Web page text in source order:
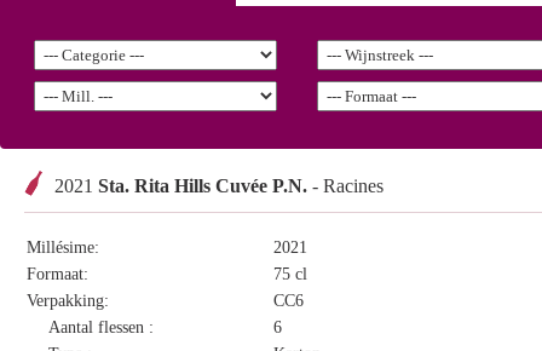
2021 Sta. Rita Hills Cuvée P.N. - Racines
Millésime:
2021
Formaat:
75 cl
Verpakking:
CC6
Aantal flessen :
6